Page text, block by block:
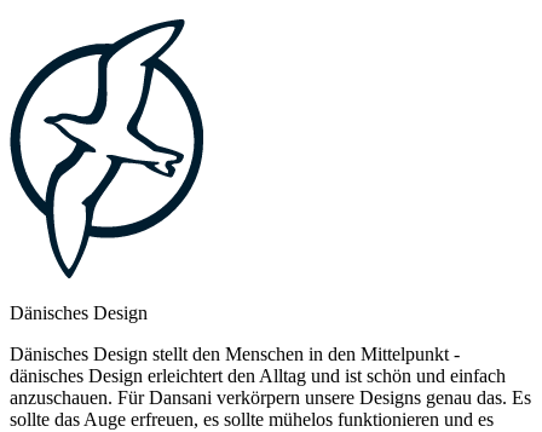
Dänisches Design
Dänisches Design stellt den Menschen in den Mittelpunkt -
dänisches Design erleichtert den Alltag und ist schön und einfach
anzuschauen. Für Dansani verkörpern unsere Designs genau das. Es
sollte das Auge erfreuen, es sollte mühelos funktionieren und es